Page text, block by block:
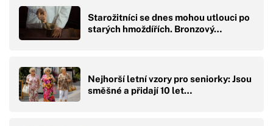
Starožitníci se dnes mohou utlouci po
starých hmoždířích. Bronzový…
Nejhorší letní vzory pro seniorky: Jsou
směšné a přidají 10 let…